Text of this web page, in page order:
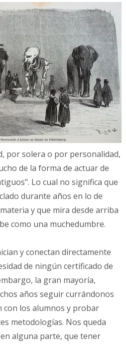
por solera o por personalidad,
de la forma de actuar de
Lo cual no significa que
durante años en lo de
y que mira desde arriba
como una muchedumbre.
y conectan directamente
de ningún certificado de
la gran mayoría,
años seguir currándonos
con los alumnos y probar
metodologías. Nos queda
alguna parte, que tener